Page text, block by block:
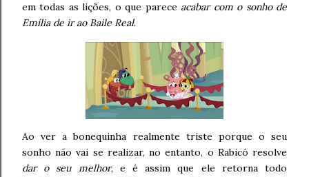
em todas as lições, o que pareceacabar com o sonho de
Emília de ir ao Baile Real.
Ao ver a bonequinha realmente triste porque o seu
sonho não vai se realizar, no entanto, o Rabicó resolve
dar o seu melhor, e é assim que ele retorna todo